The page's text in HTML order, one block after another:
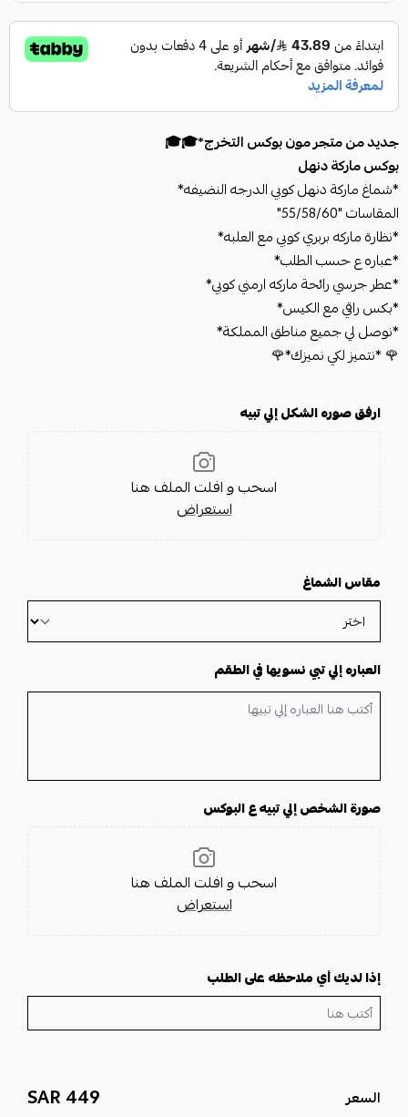
جديد من متجر مون بوكس التخرج*🎓🎓
بوكس ماركة دنهل
*شماغ ماركة دنهل كوبي الدرجه النضيفه*
المقاسات "55/58/60"
*نظارة ماركه بربري كوبي مع العلبه*
*عباره ع حسب الطلب*
*عطر جرسي رائحة ماركه ارمني كوبي*
*بكس راقي مع الكيس*
*نوصل لي جميع مناطق المملكة*
🌹 *نتميز لكي نميزك*🌹
ارفق صوره الشكل إلي تبيه
اسحب و افلت الملف هنا
استعراض
مقاس الشماغ
العباره إلي تبي نسويها في الطقم
صورة الشخص إلي تبيه ع البوكس
اسحب و افلت الملف هنا
استعراض
إذا لديك أي ملاحظه على الطلب
السعر 449 SAR